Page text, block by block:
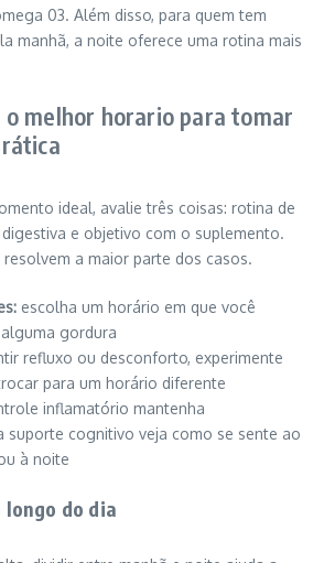
03. Além disso, para quem tem
manhã, a noite oferece uma rotina mais
o melhor horario para tomar
ideal, avalie três coisas: rotina de
e objetivo com o suplemento.
resolvem a maior parte dos casos.
escolha um horário em que você
gordura
refluxo ou desconforto, experimente
para um horário diferente
inflamatório mantenha
suporte cognitivo veja como se sente ao
à noite
longo do dia